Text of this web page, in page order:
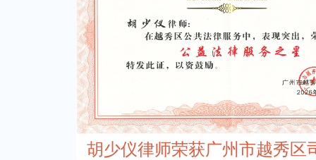
胡少仪律师荣获广州市越秀区